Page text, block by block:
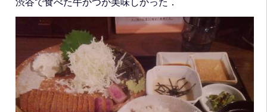
渋谷で食べた牛かつが美味しかった．